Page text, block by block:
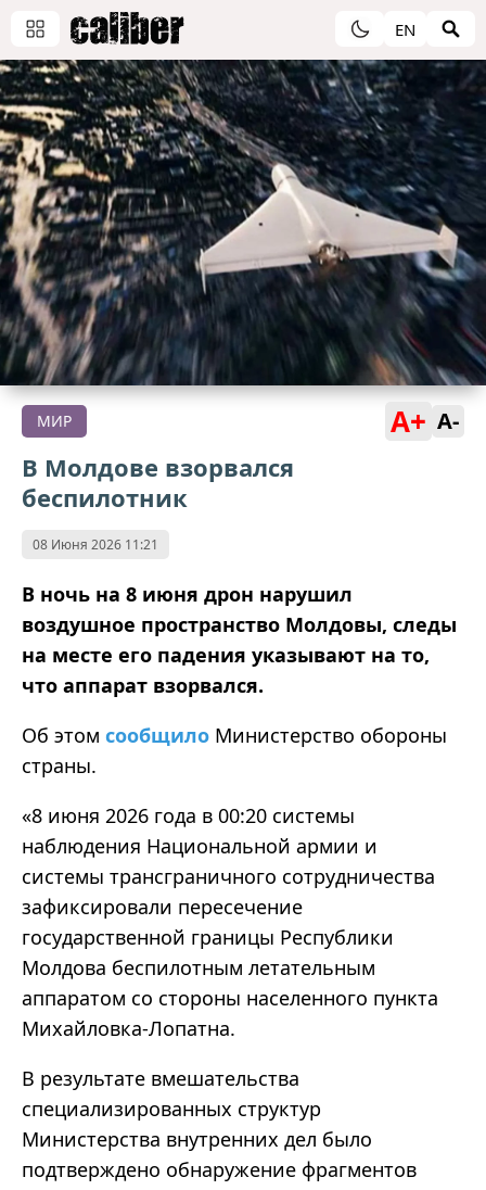
EN
МИР A+ A-
В Молдове взорвался
беспилотник
08 Июня 2026 11:21
В ночь на 8 июня дрон нарушил
воздушное пространство Молдовы, следы
на месте его падения указывают на то,
что аппарат взорвался.
Об этом сообщило Министерство обороны
страны.
«8 июня 2026 года в 00:20 системы
наблюдения Национальной армии и
системы трансграничного сотрудничества
зафиксировали пересечение
государственной границы Республики
Молдова беспилотным летательным
аппаратом со стороны населенного пункта
Михайловка-Лопатна.
В результате вмешательства
специализированных структур
Министерства внутренних дел было
подтверждено обнаружение фрагментов